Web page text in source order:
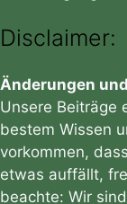
Disclaimer:
Änderungen
Unsere Beiträge
bestem Wissen
vorkommen,
etwas auffällt,
beachte: Wir